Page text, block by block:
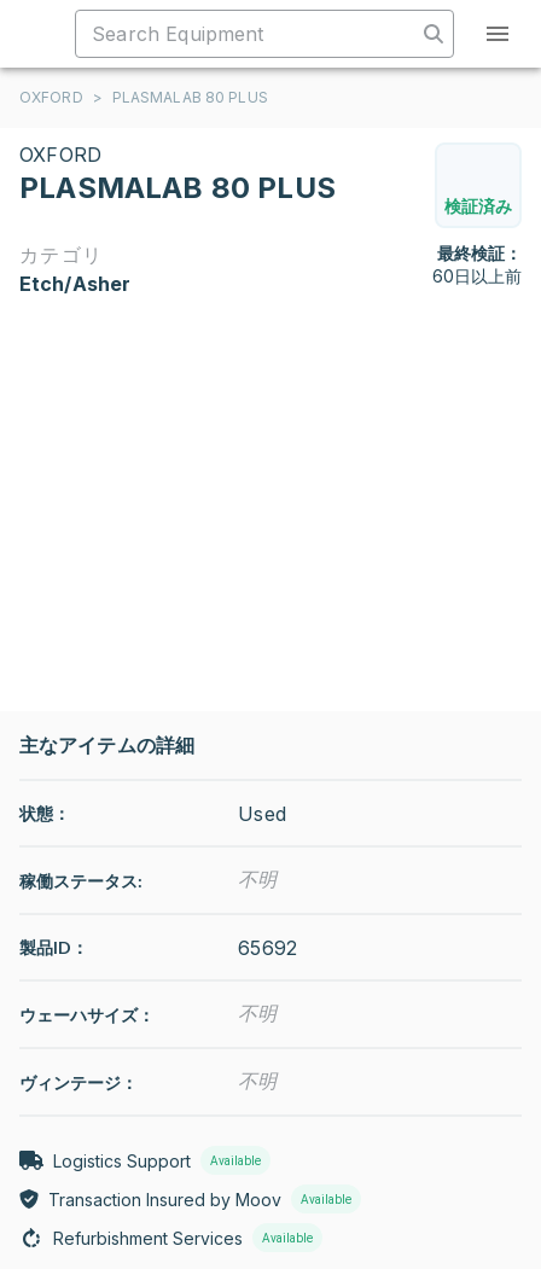
OXFORD > PLASMALAB 80 PLUS
OXFORD
PLASMALAB 80 PLUS
検証済み
カテゴリ
Etch/Asher
最終検証：
60日以上前
主なアイテムの詳細
状態： Used
稼働ステータス: 不明
製品ID： 65692
ウェーハサイズ： 不明
ヴィンテージ： 不明
Logistics Support Available
Transaction Insured by Moov Available
Refurbishment Services Available